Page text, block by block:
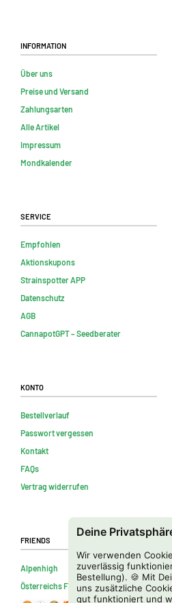
Deine
Wir verwenden
zuverlässig
Bestellung). 🍪 Mit
uns zusätzliche
gut funktioniert und
Information
Über uns
Preise und Versand
Zahlungsarten
Alle Artikel
Impressum
Mondkalender
Service
Empfohlen
Aktionskupons
Strainspotter APP
Datenschutz
AGB
CannapotGPT – Seedberater
Konto
Bestellverlauf
Passwort vergessen
Kontakt
FAQs
Vertrag widerrufen
Friends
Alpenhigh
Österreichs Firmenverzeichnis